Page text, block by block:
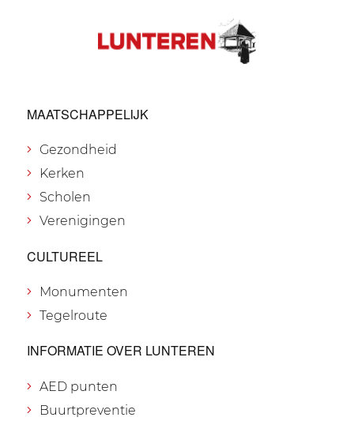
MAATSCHAPPELIJK
Gezondheid
Kerken
Scholen
Verenigingen
CULTUREEL
Monumenten
Tegelroute
INFORMATIE OVER LUNTEREN
AED punten
Buurtpreventie